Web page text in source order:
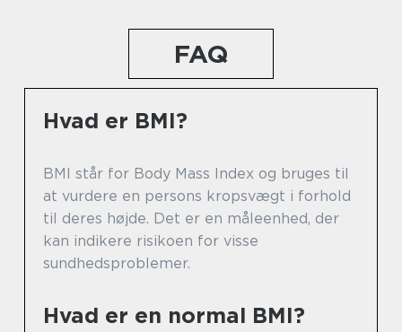
FAQ
Hvad er BMI?
BMI står for Body Mass Index og bruges til
at vurdere en persons kropsvægt i forhold
til deres højde. Det er en måleenhed, der
kan indikere risikoen for visse
sundhedsproblemer.
Hvad er en normal BMI?